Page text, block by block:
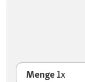
Menge1x